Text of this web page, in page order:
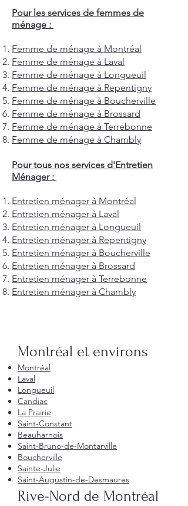
Pour les services de femmes de
ménage :
Femme de ménage à Montréal
Femme de ménage à Laval
Femme de ménage à Longueuil
Femme de ménage à Repentigny
Femme de ménage à Boucherville
Femme de ménage à Brossard
Femme de ménage à Terrebonne
Femme de ménage à Chambly
Pour tous nos services d'Entretien
Ménager :
Entretien ménager à Montréal
Entretien ménager à Laval
Entretien ménager à Longueuil
Entretien ménager à Repentigny
Entretien ménager à Boucherville
Entretien ménager à Brossard
Entretien ménager à Terrebonne
Entretien ménager à Chambly
Montréal et environs
Montréal
Laval
Longueuil
Candiac
La Prairie
Saint-Constant
Beauharnois
Saint-Bruno-de-Montarville
Boucherville
Sainte-Julie
Saint-Augustin-de-Desmaures
Rive-Nord de Montréal